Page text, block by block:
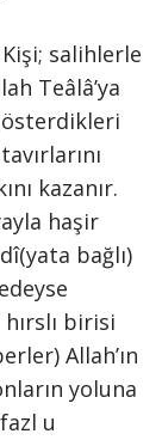
salihlerle
Teâlâ’ya
kazanır.
haşir
bağlı)
birisi
Allah’ın
yoluna
u